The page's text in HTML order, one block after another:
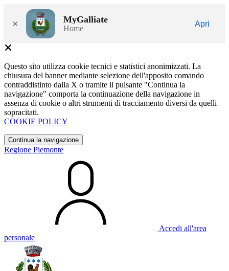
× MyGalliate
Home
Apri
Questo sito utilizza cookie tecnici e statistici anonimizzati. La
chiusura del banner mediante selezione dell'apposito comando
contraddistinto dalla X o tramite il pulsante "Continua la
navigazione" comporta la continuazione della navigazione in
assenza di cookie o altri strumenti di tracciamento diversi da quelli
sopracitati.
COOKIE POLICY
Continua la navigazione
Regione Piemonte
Accedi all'area
personale